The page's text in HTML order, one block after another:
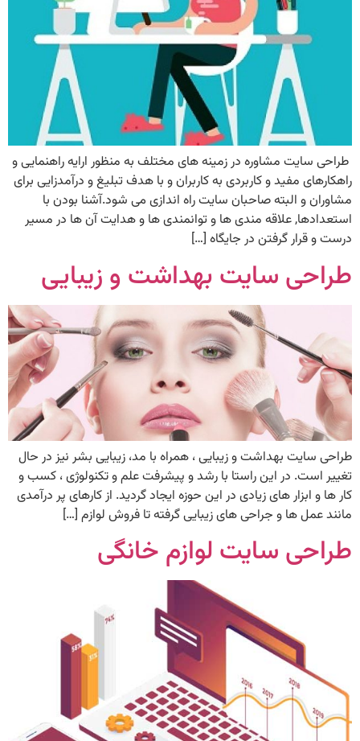
طراحی سایت مشاوره در زمینه های مختلف به منظور ارایه راهنمایی و
راهکارهای مفید و کاربردی به کاربران و با هدف تبلیغ و درآمدزایی برای
مشاوران و البته صاحبان سایت راه اندازی می شود.آشنا بودن با
استعدادها, علاقه مندی ها و توانمندی ها و هدایت آن ها در مسیر
درست و قرار گرفتن در جایگاه […]
طراحی سایت بهداشت و زیبایی
طراحی سایت بهداشت و زیبایی ، همراه با مد، زیبایی بشر نیز در حال
تغییر است. در این راستا با رشد و پیشرفت علم و تکنولوژی ، کسب و
کار ها و ابزار های زیادی در این حوزه ایجاد گردید. از کارهای پر درآمدی
مانند عمل ها و جراحی های زیبایی گرفته تا فروش لوازم […]
طراحی سایت لوازم خانگی